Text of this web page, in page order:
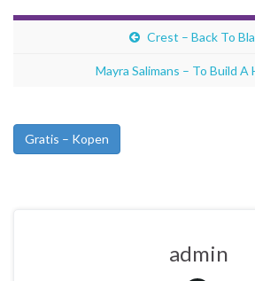
Crest – Back To
Mayra Salimans – To Build A
Gratis – Kopen
admin